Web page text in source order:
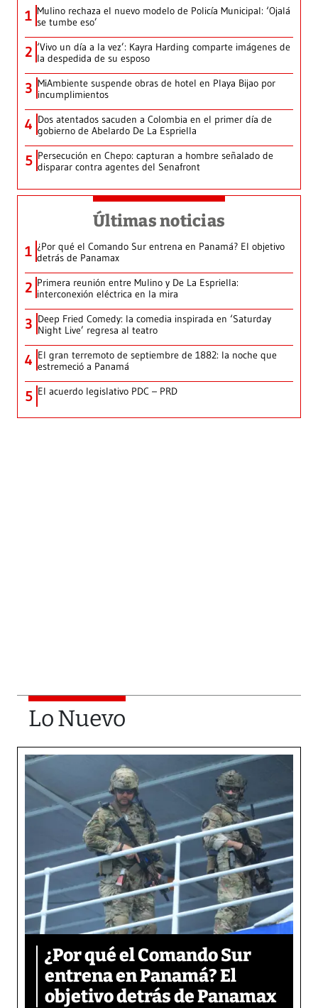
1 Mulino rechaza el nuevo modelo de Policía Municipal: ‘Ojalá
se tumbe eso’
2 ‘Vivo un día a la vez’: Kayra Harding comparte imágenes de
la despedida de su esposo
3 MiAmbiente suspende obras de hotel en Playa Bijao por
incumplimientos
4 Dos atentados sacuden a Colombia en el primer día de
gobierno de Abelardo De La Espriella
5 Persecución en Chepo: capturan a hombre señalado de
disparar contra agentes del Senafront
Últimas noticias
1 ¿Por qué el Comando Sur entrena en Panamá? El objetivo
detrás de Panamax
2 Primera reunión entre Mulino y De La Espriella:
interconexión eléctrica en la mira
3 Deep Fried Comedy: la comedia inspirada en ‘Saturday
Night Live’ regresa al teatro
4 El gran terremoto de septiembre de 1882: la noche que
estremeció a Panamá
5 El acuerdo legislativo PDC – PRD
Lo Nuevo
¿Por qué el Comando Sur
entrena en Panamá? El
objetivo detrás de Panamax